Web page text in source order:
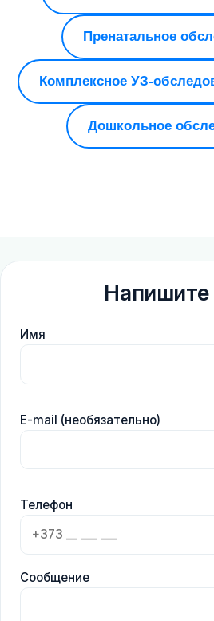
Пренатальное
Комплексное УЗ-
Дошкольное
Имя
E-mail (необязательно)
Телефон
Сообщение